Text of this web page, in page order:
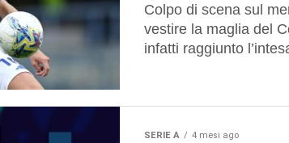
Colpo di scena sul
vestire la maglia del
infatti raggiunto
SERIE A 4 mesi ago